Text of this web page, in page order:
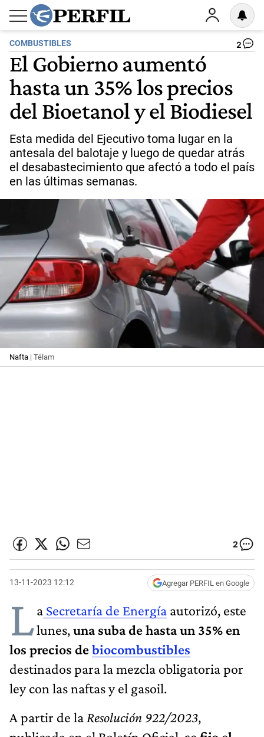
COMBUSTIBLES 2
El Gobierno aumentó
hasta un 35% los precios
del Bioetanol y el Biodiesel
Esta medida del Ejecutivo toma lugar en la
antesala del balotaje y luego de quedar atrás
el desabastecimiento que afectó a todo el país
en las últimas semanas.
Nafta | Télam
2
13-11-2023 12:12 Agregar PERFIL en Google
La Secretaría de Energía autorizó, este
lunes,una suba de hasta un 35% en
los precios debiocombustibles
destinados para la mezcla obligatoria por
ley con las naftas y el gasoil.
A partir de la Resolución 922/2023,